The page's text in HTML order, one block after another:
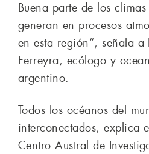
Buena parte de los
generan en procesos
en esta región”, señala
Ferreyra, ecólogo y
argentino.
Todos los océanos del
interconectados, explica
Centro Austral de